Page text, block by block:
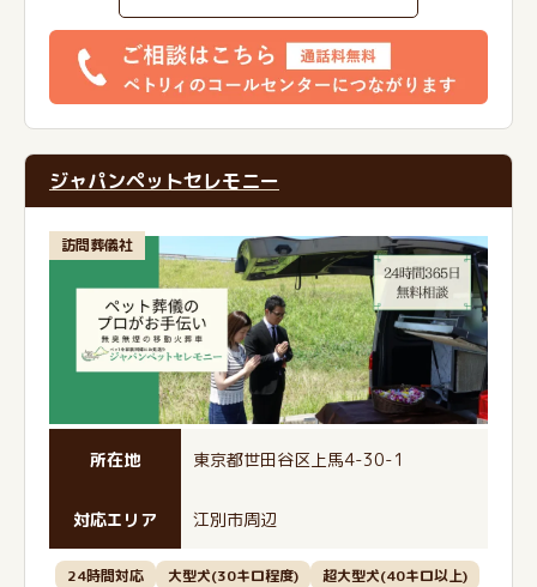
ジャパンペットセレモニー
訪問葬儀社
所在地 東京都世田谷区上馬4-30-1
対応エリア 江別市周辺
24時間対応 大型犬(30キロ程度)
超大型犬(40キロ以上)